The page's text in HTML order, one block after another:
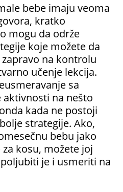
bebe imaju veoma
kratko
mogu da održe
koje možete da
na kontrolu
učenje lekcija.
sa
na nešto
kada ne postoji
strategije. Ako,
bebu jako
kosu, možete joj
je i usmeriti na